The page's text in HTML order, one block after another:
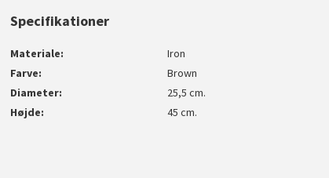
Specifikationer
Materiale
Iron
Farve
Brown
Diameter
25,5 cm.
Højde
45 cm.